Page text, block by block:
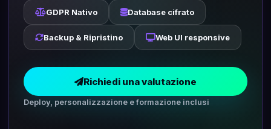
GDPR Nativo Database cifrato
Backup & Ripristino Web UI responsive
Richiedi una valutazione
Deploy, personalizzazione e formazione inclusi